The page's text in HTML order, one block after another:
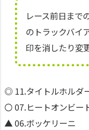
レース前日まで
のトラックバイ
印を消したり変
◎ 11.タイトルホルダ
〇 07.ヒートオンビー
▲ 06.ボッケリーニ